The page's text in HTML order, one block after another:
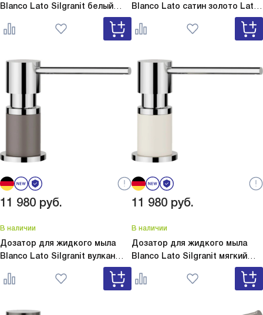
Blanco Lato Silgranit белый
Lato Silgranit белый 525814
Blanco Lato сатин золото Lato
11 980 руб.
В наличии
Дозатор для жидкого мыла
Blanco Lato Silgranit вулкан
Lato Silgranit вулкан
серый 526954
11 980 руб.
В наличии
Дозатор для жидкого мыла
Blanco Lato Silgranit мягкий
Lato Silgranit мягкий
белый 526955